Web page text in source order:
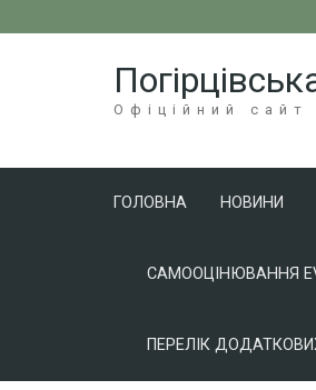
Офіційний сайт
ГОЛОВНА НОВИНИ
САМООЦІНЮВАННЯ
ПЕРЕЛІК